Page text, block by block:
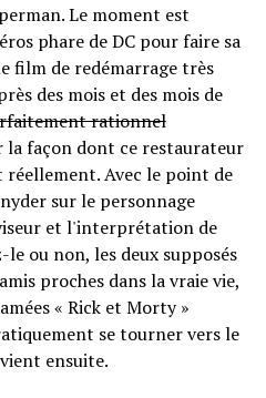
Le moment est
phare de DC pour faire sa
film de redémarrage très
des mois et des mois de
rationnel
façon dont ce restaurateur
réellement. Avec le point de
sur le personnage
et l'interprétation de
ou non, les deux supposés
proches dans la vraie vie,
« Rick et Morty »
se tourner vers le
ensuite.